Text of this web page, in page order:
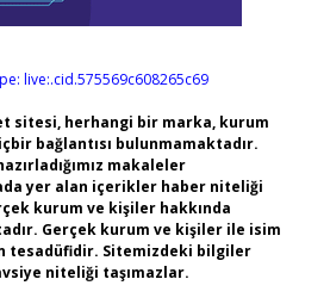
live:.cid.575569c608265c69
sitesi, herhangi bir marka, kurum
bağlantısı bulunmamaktadır.
makaleler
yer alan içerikler haber niteliği
kurum ve kişiler hakkında
Gerçek kurum ve kişiler ile isim
tesadüfidir. Sitemizdeki bilgiler
niteliği taşımazlar.